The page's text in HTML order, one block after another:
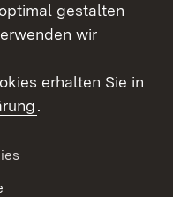
zur
gestalten
wir
erhalten Sie in
.